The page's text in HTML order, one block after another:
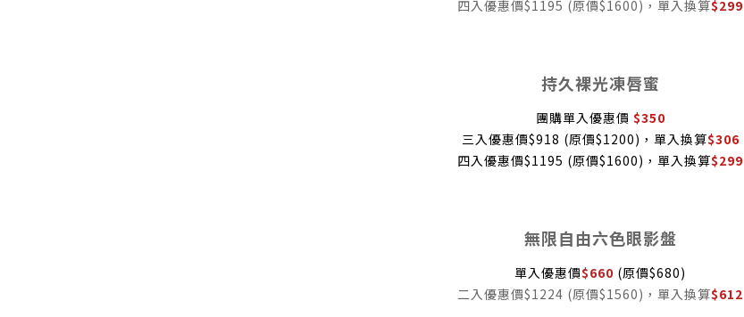
四入優惠價$1195 (原價$1600)，單入換算$299
持久裸光凍唇蜜
團購單入優惠價 $350
三入優惠價$918 (原價$1200)，單入換算$306
四入優惠價$1195 (原價$1600)，單入換算$299
無限自由六色眼影盤
單入優惠價$660 (原價$680)
二入優惠價$1224 (原價$1560)，單入換算$612